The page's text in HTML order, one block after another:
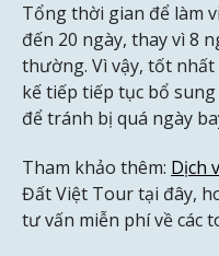
Tổng thời gian để làm
đến 20 ngày, thay vì 8
thường. Vì vậy, tốt
kế tiếp tiếp tục bổ
để tránh bị quá ngày
Tham khảo thêm: Dịch
Đất Việt Tour tại đây,
tư vấn miễn phí về các